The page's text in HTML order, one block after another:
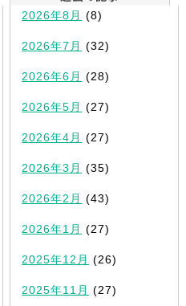
2026年8月 (8)
2026年7月 (32)
2026年6月 (28)
2026年5月 (27)
2026年4月 (27)
2026年3月 (35)
2026年2月 (43)
2026年1月 (27)
2025年12月 (26)
2025年11月 (27)